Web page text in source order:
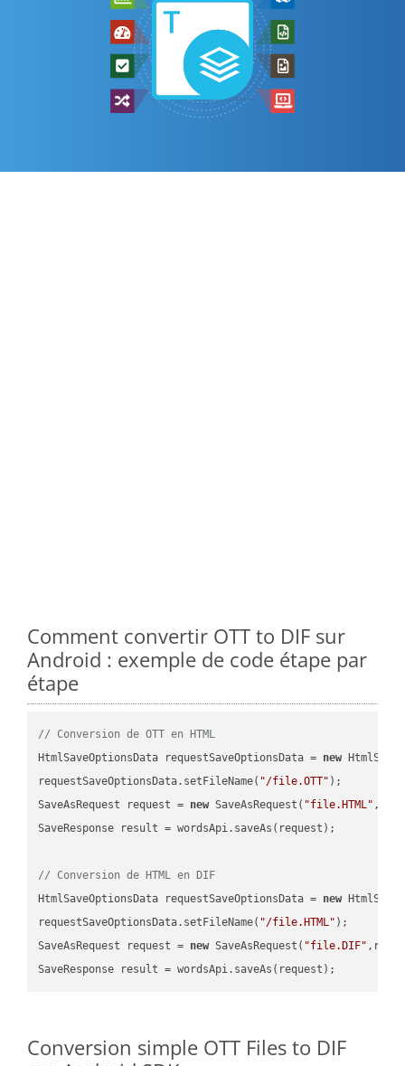
Comment convertir OTT to DIF sur
Android : exemple de code étape par
étape
// Conversion de OTT en HTML
HtmlSaveOptionsData requestSaveOptionsData = new
requestSaveOptionsData.setFileName( "/file.OTT" );
SaveAsRequest request = new SaveAsRequest( "file.HTML"
SaveResponse result = wordsApi.saveAs(request);
// Conversion de HTML en DIF
HtmlSaveOptionsData requestSaveOptionsData = new
requestSaveOptionsData.setFileName( "/file.HTML" );
SaveAsRequest request = new SaveAsRequest( "file.DIF"
Conversion simple OTT Files to DIF